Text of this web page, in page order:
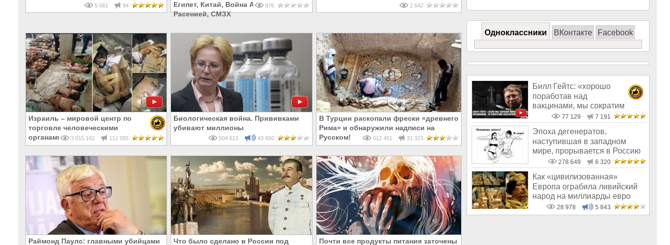
5 061 94
Египет, Китай, Война Аримии с
Расенией, СМЗХ
976 2 642
Израиль – мировой центр по
торговле человеческими
органами
3 015 142 111 055
Биологическая война. Прививками
убивают миллионы
504 613 43 650
В Турции раскопали фрески «древнего
Рима» и обнаружили надписи на
Русском!
612 451 31 323
Раймонд Паулс: главными убийцами Что было сделано в России под Почти все продукты питания заточены
Одноклассники ВКонтакте Facebook
Билл Гейтс: «хорошо
поработав над
вакцинами, мы сократим
население на 10-15%»
77 129 7 191
Эпоха дегенератов,
наступившая в западном
мире, прорывается в Россию
278 649 6 320
Как «цивилизованная»
Европа ограбила ливийский
народ на миллиарды евро
28 978 5 843